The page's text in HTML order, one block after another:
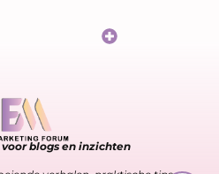
blogs en inzichten